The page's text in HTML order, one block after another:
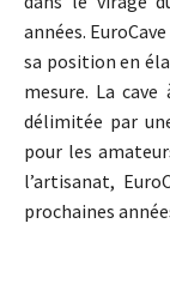
années.
sa position en
mesure. La
délimitée par
pour les
l’artisanat,
prochaines